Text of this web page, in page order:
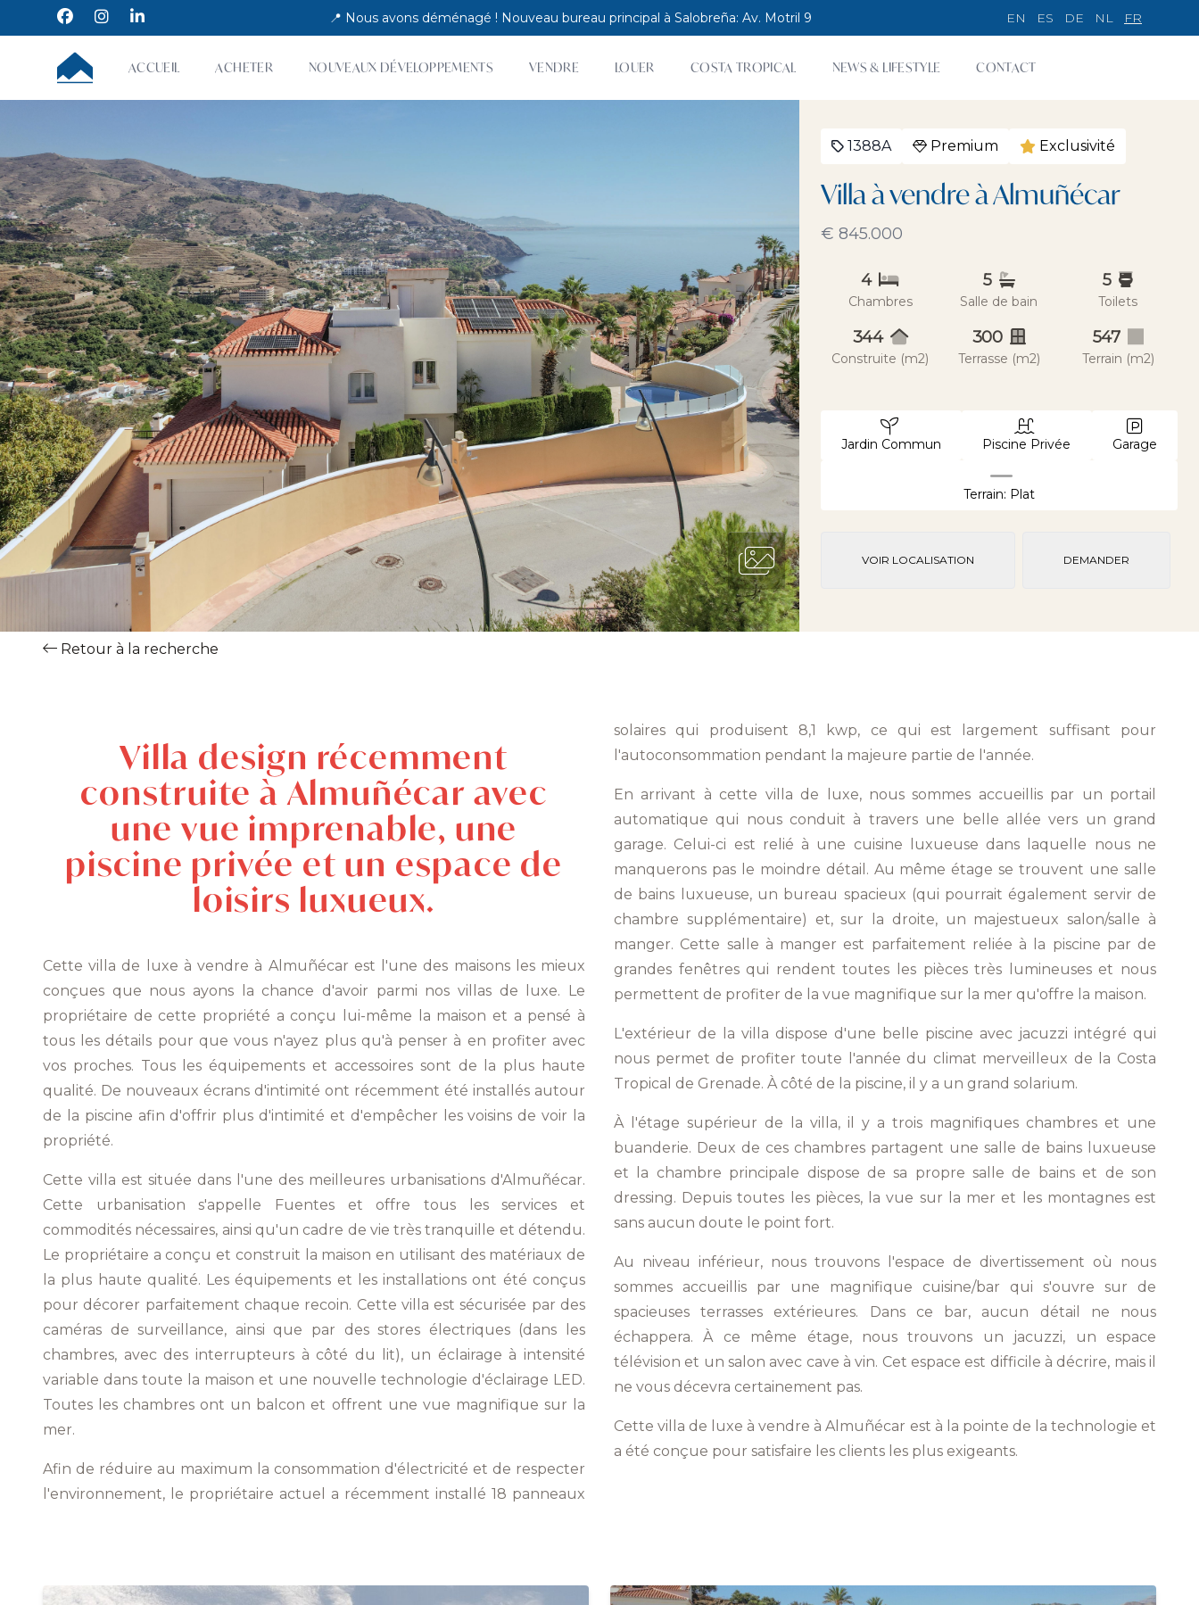
FacebookInstagramLinkedIn 📍 Nous avons déménagé ! Nouveau bureau principal à Salobreña: Av. Motril 9 EN ES DE NL FR
CUMBRE VILLAS
ACCUEIL ACHETER NOUVEAUX DÉVELOPPEMENTS VENDRE LOUER COSTA TROPICAL NEWS & LIFESTYLE CONTACT
1388A Premium Exclusivité
Villa à vendre à Almuñécar
€ 845.000
4
Chambres
5
Salle de bain
5
Toilets
344
Construite (m2)
300
Terrasse (m2)
547
Terrain (m2)
Jardin Commun Piscine Privée Garage
Terrain: Plat
VOIR LOCALISATION DEMANDER
Retour à la recherche
Villa design récemment
construite à Almuñécar avec
une vue imprenable, une
piscine privée et un espace de
loisirs luxueux.
Cette villa de luxe à vendre à Almuñécar est l'une des maisons les mieux
conçues que nous ayons la chance d'avoir parmi nos villas de luxe. Le
propriétaire de cette propriété a conçu lui-même la maison et a pensé à
tous les détails pour que vous n'ayez plus qu'à penser à en profiter avec
vos proches. Tous les équipements et accessoires sont de la plus haute
qualité. De nouveaux écrans d'intimité ont récemment été installés autour
de la piscine afin d'offrir plus d'intimité et d'empêcher les voisins de voir la
propriété.
Cette villa est située dans l'une des meilleures urbanisations d'Almuñécar.
Cette urbanisation s'appelle Fuentes et offre tous les services et
commodités nécessaires, ainsi qu'un cadre de vie très tranquille et détendu.
Le propriétaire a conçu et construit la maison en utilisant des matériaux de
la plus haute qualité. Les équipements et les installations ont été conçus
pour décorer parfaitement chaque recoin. Cette villa est sécurisée par des
caméras de surveillance, ainsi que par des stores électriques (dans les
chambres, avec des interrupteurs à côté du lit), un éclairage à intensité
variable dans toute la maison et une nouvelle technologie d'éclairage LED.
Toutes les chambres ont un balcon et offrent une vue magnifique sur la
mer.
Afin de réduire au maximum la consommation d'électricité et de respecter
l'environnement, le propriétaire actuel a récemment installé 18 panneaux
solaires qui produisent 8,1 kwp, ce qui est largement suffisant pour
l'autoconsommation pendant la majeure partie de l'année.
En arrivant à cette villa de luxe, nous sommes accueillis par un portail
automatique qui nous conduit à travers une belle allée vers un grand
garage. Celui-ci est relié à une cuisine luxueuse dans laquelle nous ne
manquerons pas le moindre détail. Au même étage se trouvent une salle
de bains luxueuse, un bureau spacieux (qui pourrait également servir de
chambre supplémentaire) et, sur la droite, un majestueux salon/salle à
manger. Cette salle à manger est parfaitement reliée à la piscine par de
grandes fenêtres qui rendent toutes les pièces très lumineuses et nous
permettent de profiter de la vue magnifique sur la mer qu'offre la maison.
L'extérieur de la villa dispose d'une belle piscine avec jacuzzi intégré qui
nous permet de profiter toute l'année du climat merveilleux de la Costa
Tropical de Grenade. À côté de la piscine, il y a un grand solarium.
À l'étage supérieur de la villa, il y a trois magnifiques chambres et une
buanderie. Deux de ces chambres partagent une salle de bains luxueuse
et la chambre principale dispose de sa propre salle de bains et de son
dressing. Depuis toutes les pièces, la vue sur la mer et les montagnes est
sans aucun doute le point fort.
Au niveau inférieur, nous trouvons l'espace de divertissement où nous
sommes accueillis par une magnifique cuisine/bar qui s'ouvre sur de
spacieuses terrasses extérieures. Dans ce bar, aucun détail ne nous
échappera. À ce même étage, nous trouvons un jacuzzi, un espace
télévision et un salon avec cave à vin. Cet espace est difficile à décrire, mais il
ne vous décevra certainement pas.
Cette villa de luxe à vendre à Almuñécar est à la pointe de la technologie et
a été conçue pour satisfaire les clients les plus exigeants.